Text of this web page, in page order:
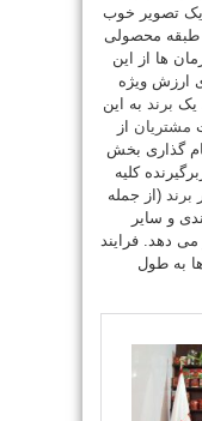
تصویر خوب
طبقه محصولی
ها از این
ارزش ویژه
یک برند به این
مشتریان از
گذاری بخش
کلیه
برند (از جمله
و سایر
دهد. فرایند
به طول